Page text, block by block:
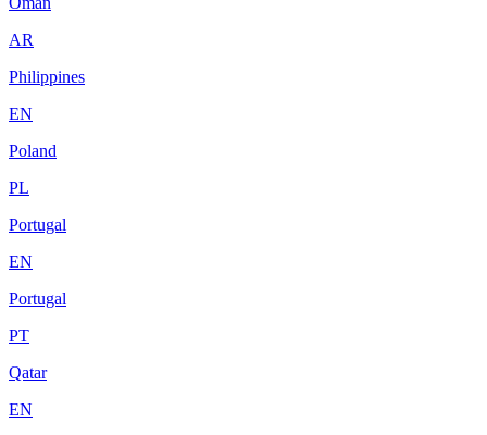
AR
Philippines
EN
Poland
PL
Portugal
EN
Portugal
PT
Qatar
EN